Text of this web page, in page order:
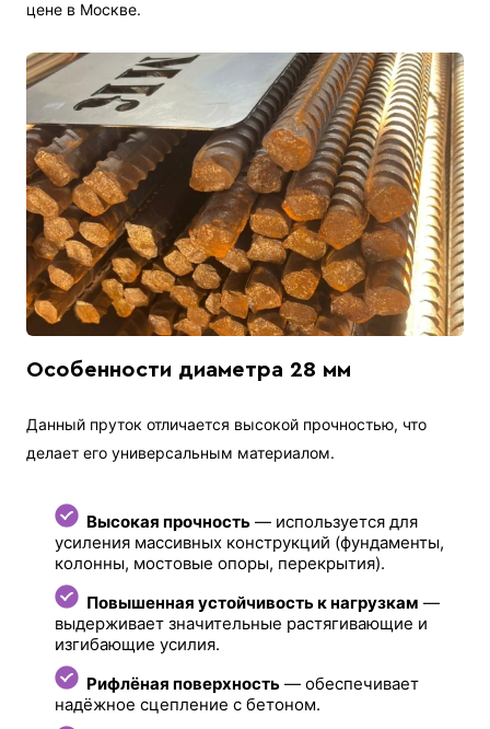
цене в Москве.
Особенности диаметра 28 мм
Данный пруток отличается высокой прочностью, что
делает его универсальным материалом.
Высокая прочность — используется для
усиления массивных конструкций (фундаменты,
колонны, мостовые опоры, перекрытия).
Повышенная устойчивость к нагрузкам —
выдерживает значительные растягивающие и
изгибающие усилия.
Рифлёная поверхность — обеспечивает
надёжное сцепление с бетоном.